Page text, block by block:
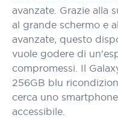
avanzate. Grazie alla
al grande schermo e
avanzate, questo
vuole godere di
compromessi. Il
256GB blu
cerca uno
accessibile.